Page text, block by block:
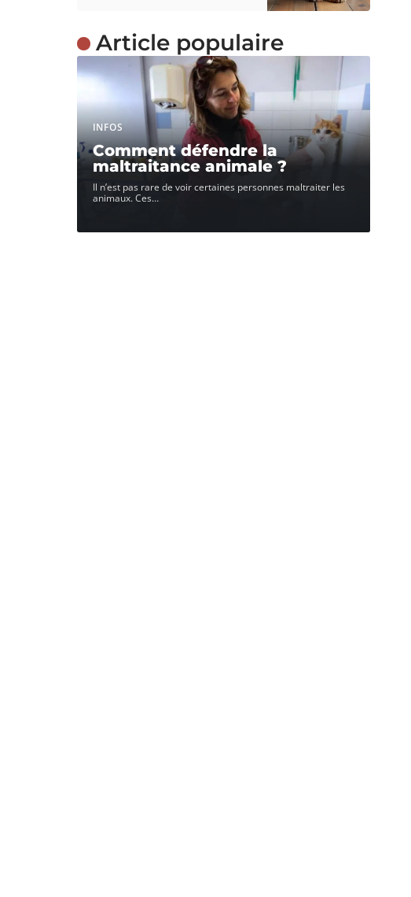
Article populaire
INFOS
Comment défendre la
maltraitance animale ?
Il n’est pas rare de voir certaines personnes maltraiter les
animaux. Ces…